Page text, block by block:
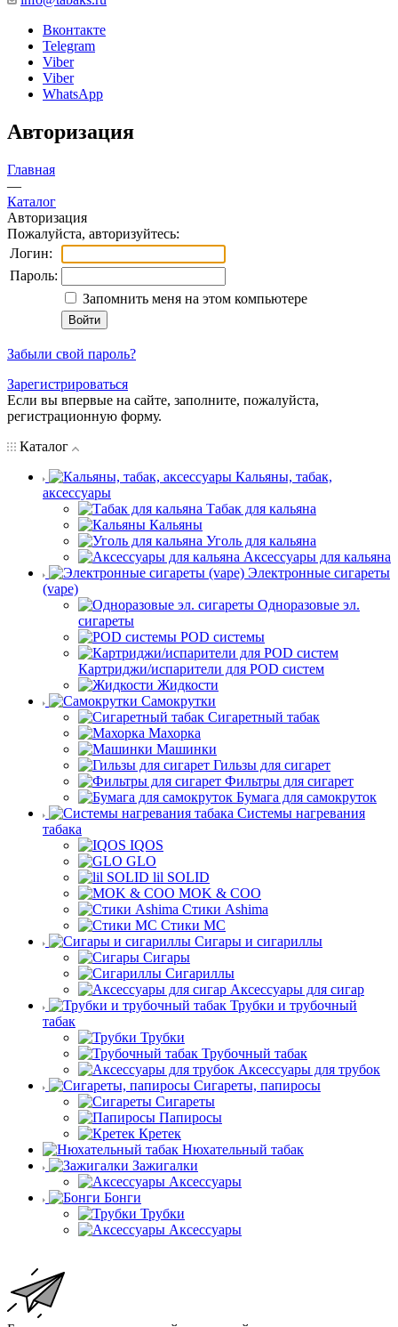
Вконтакте
Telegram
Viber
Viber
WhatsApp
Авторизация
Главная
—
Каталог
Авторизация
Пожалуйста, авторизуйтесь:
Логин:
Пароль:
Запомнить меня на этом компьютере
Забыли свой пароль?
Зарегистрироваться
Если вы впервые на сайте, заполните, пожалуйста,
регистрационную форму.
Каталог
Кальяны, табак,
аксессуары
Табак для кальяна
Кальяны
Уголь для кальяна
Аксессуары для кальяна
Электронные сигареты
(vape)
Одноразовые эл.
сигареты
POD системы
Картриджи/испарители для POD систем
Жидкости
Самокрутки
Сигаретный табак
Махорка
Машинки
Гильзы для сигарет
Фильтры для сигарет
Бумага для самокруток
Системы нагревания
табака
IQOS
GLO
lil SOLID
MOK & COO
Стики Ashima
Стики MC
Сигары и сигариллы
Сигары
Сигариллы
Аксессуары для сигар
Трубки и трубочный
табак
Трубки
Трубочный табак
Аксессуары для трубок
Сигареты, папиросы
Сигареты
Папиросы
Кретек
Нюхательный табак
Зажигалки
Аксессуары
Бонги
Трубки
Аксессуары